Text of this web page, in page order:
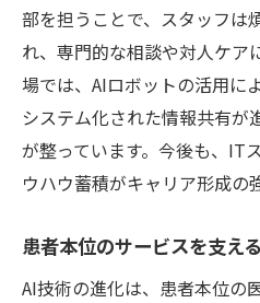
部を担うことで、スタッフは
れ、専門的な相談や対人ケア
場では、AIロボットの活用に
システム化された情報共有が
が整っています。今後も、IT
ウハウ蓄積がキャリア形成の
患者本位のサービスを支え
AI技術の進化は、患者本位の